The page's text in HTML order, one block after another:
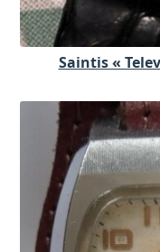
Saintis «